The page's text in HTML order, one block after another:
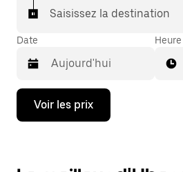
Dans certaines villes de Suisse,
pouvez le demander dans
Saisissez la destination
Date
Appuyez
la
Heure
Voir les prix